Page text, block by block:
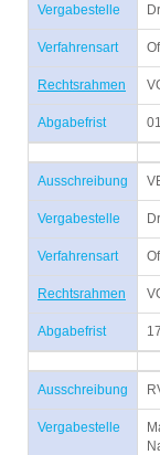
Vergabestelle
Verfahrensart
Rechtsrahmen
Abgabefrist
Ausschreibung
Vergabestelle
Verfahrensart
Rechtsrahmen
Abgabefrist
Ausschreibung
Vergabestelle